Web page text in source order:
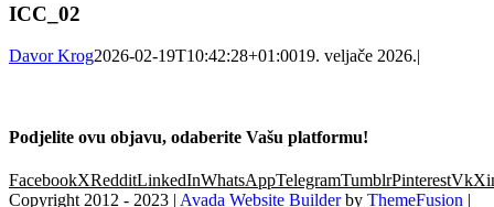
ICC_02
Davor Krog2026-02-19T10:42:28+01:0019. veljače 2026.|
Podjelite ovu objavu, odaberite Vašu platformu!
FacebookXRedditLinkedInWhatsAppTelegramTumblrPinterestVk
Copyright 2012 - 2023 | Avada Website Builderby ThemeFusion |